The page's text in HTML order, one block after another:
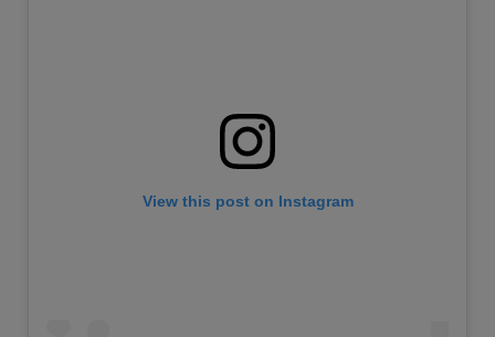
View this post on Instagram